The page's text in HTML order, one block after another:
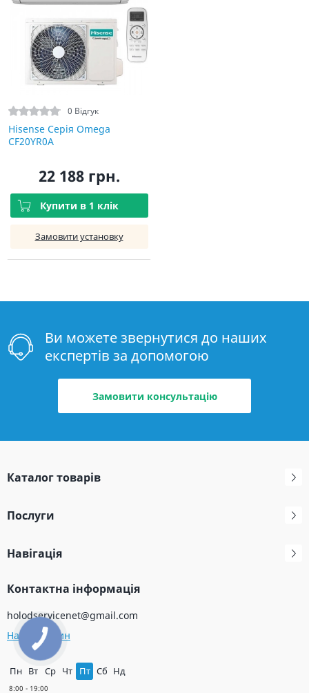
0 Відгук
Hisense Серія Omega
CF20YR0A
22 188 грн.
Купити в 1 клік
Замовити установку
Ви можете звернутися до наших
експертів за допомогою
Замовити консультацію
Каталог товарів
Послуги
Навігація
Контактна інформація
holodservicenet@gmail.com
Наш магазин
Пн Вт Ср Чт Пт Сб Нд